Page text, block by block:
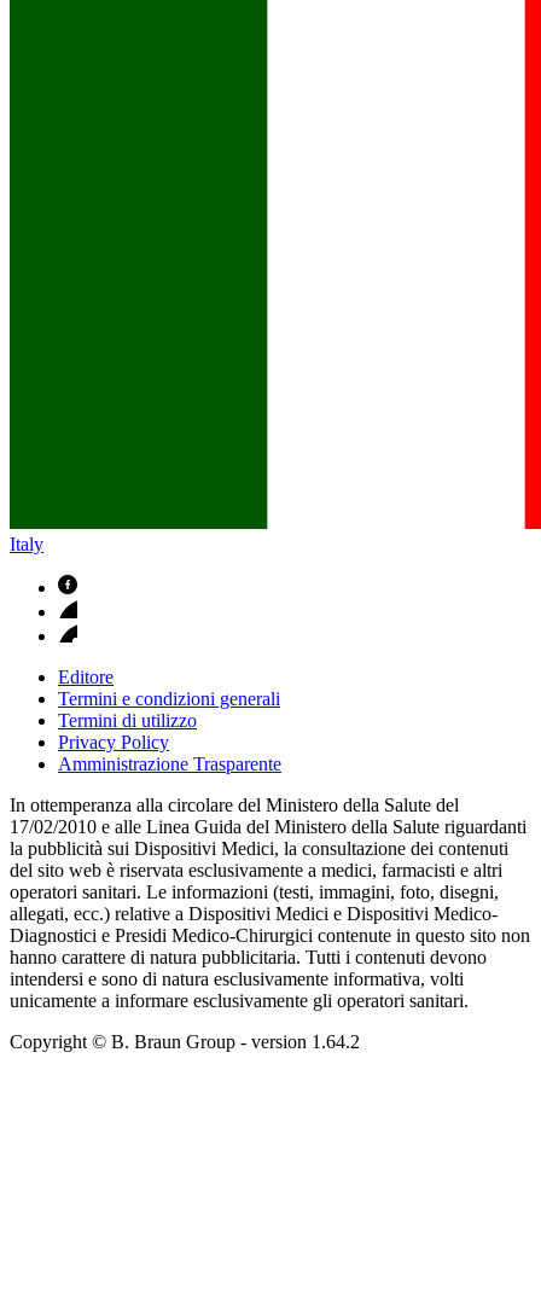
Italy
Editore
Termini e condizioni generali
Termini di utilizzo
Privacy Policy
Amministrazione Trasparente
In ottemperanza alla circolare del Ministero della Salute del
17/02/2010 e alle Linea Guida del Ministero della Salute riguardanti
la pubblicità sui Dispositivi Medici, la consultazione dei contenuti
del sito web è riservata esclusivamente a medici, farmacisti e altri
operatori sanitari. Le informazioni (testi, immagini, foto, disegni,
allegati, ecc.) relative a Dispositivi Medici e Dispositivi Medico-
Diagnostici e Presidi Medico-Chirurgici contenute in questo sito non
hanno carattere di natura pubblicitaria. Tutti i contenuti devono
intendersi e sono di natura esclusivamente informativa, volti
unicamente a informare esclusivamente gli operatori sanitari.
Copyright © B. Braun Group - version 1.64.2